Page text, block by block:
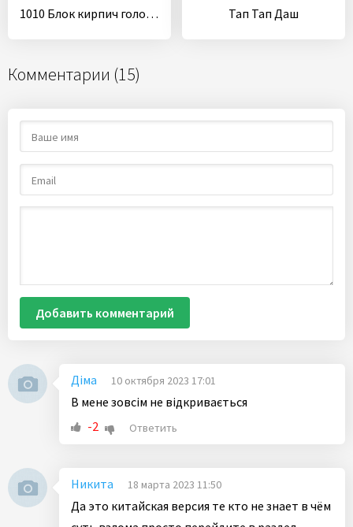
1010 Блок кирпич головоломка онлайн бесплатно Тап Тап Даш
Комментарии (15)
Добавить комментарий
Діма 10 октября 2023 17:01
В мене зовсім не відкривається
-2
Ответить
Никита 18 марта 2023 11:50
Да это китайская версия те кто не знает в чём